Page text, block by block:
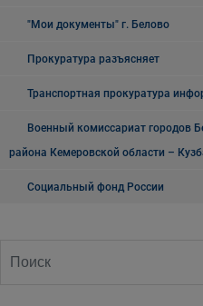
"Мои документы" г. Белово
Прокуратура разъясняет
Транспортная прокуратура
Военный комиссариат городов
района Кемеровской области –
Социальный фонд России